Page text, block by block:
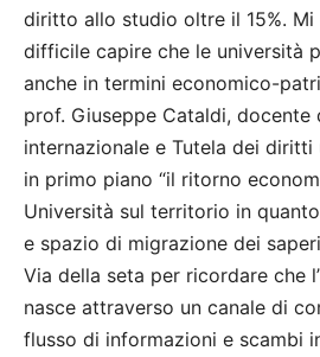
diritto allo studio oltre il 15%. Mi
difficile capire che le università
anche in termini economico-
prof. Giuseppe Cataldi, docente
internazionale e Tutela dei diritti
in primo piano “il ritorno
Università sul territorio in
e spazio di migrazione dei
Via della seta per ricordare che
nasce attraverso un canale di
flusso di informazioni e scambi